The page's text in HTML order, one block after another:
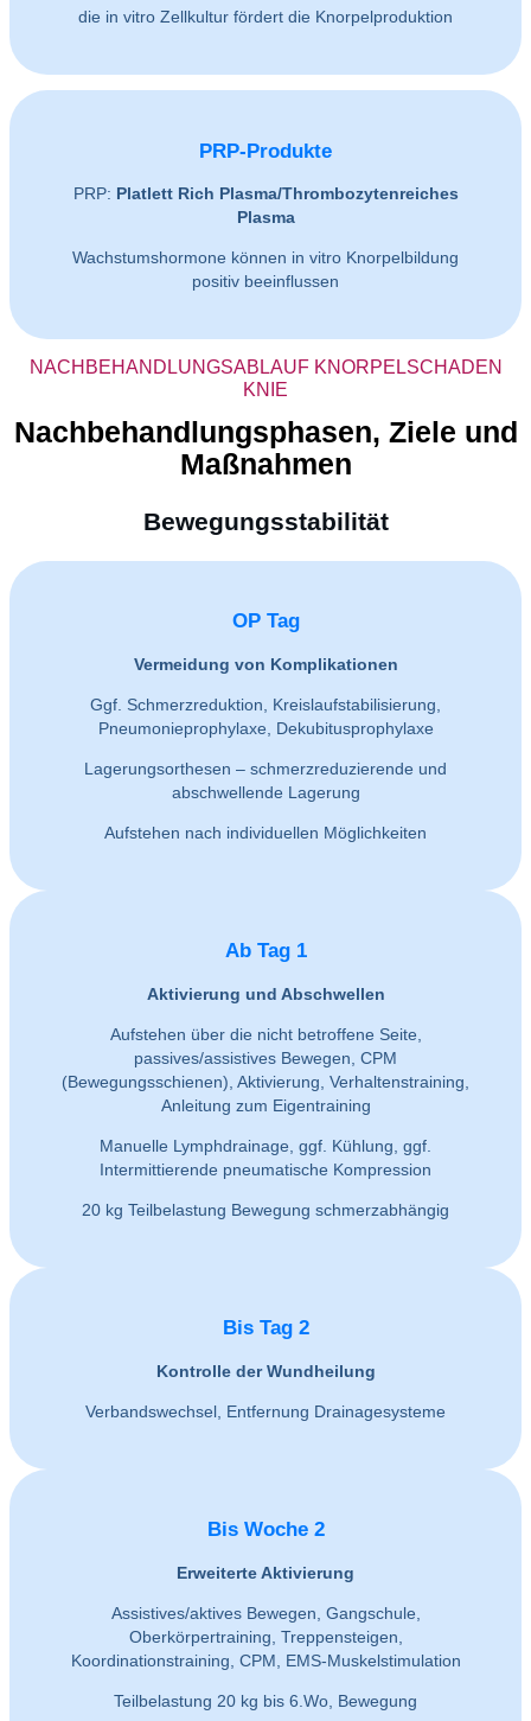
die in vitro Zellkultur fördert die Knorpelproduktion
PRP-Produkte
PRP: Platlett Rich Plasma/Thrombozytenreiches
Plasma
Wachstumshormone können in vitro Knorpelbildung
positiv beeinflussen
NACHBEHANDLUNGSABLAUF KNORPELSCHADEN
KNIE
Nachbehandlungsphasen, Ziele und
Maßnahmen
Bewegungsstabilität
OP Tag
Vermeidung von Komplikationen
Ggf. Schmerzreduktion, Kreislaufstabilisierung,
Pneumonieprophylaxe, Dekubitusprophylaxe
Lagerungsorthesen – schmerzreduzierende und
abschwellende Lagerung
Aufstehen nach individuellen Möglichkeiten
Ab Tag 1
Aktivierung und Abschwellen
Aufstehen über die nicht betroffene Seite,
passives/assistives Bewegen, CPM
(Bewegungsschienen), Aktivierung, Verhaltenstraining,
Anleitung zum Eigentraining
Manuelle Lymphdrainage, ggf. Kühlung, ggf.
Intermittierende pneumatische Kompression
20 kg Teilbelastung Bewegung schmerzabhängig
Bis Tag 2
Kontrolle der Wundheilung
Verbandswechsel, Entfernung Drainagesysteme
Bis Woche 2
Erweiterte Aktivierung
Assistives/aktives Bewegen, Gangschule,
Oberkörpertraining, Treppensteigen,
Koordinationstraining, CPM, EMS-Muskelstimulation
Teilbelastung 20 kg bis 6.Wo, Bewegung